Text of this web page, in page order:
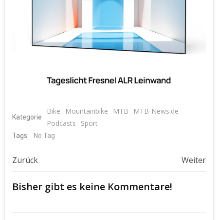
Kategorie
Bike Mountainbike MTB
MTB-News.de
Podcasts
Sport
Tags: No Tag
Beitragsnavigation
Zurück Weiter
Bisher gibt es keine Kommentare!